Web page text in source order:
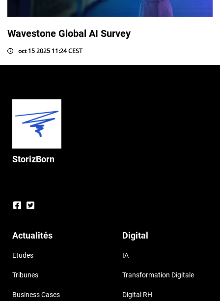
Wavestone Global AI Survey
oct 15 2025 11:24 CEST
StorizBorn
Actualités
Etudes
Tribunes
Business Cases
Digital
IA
Transformation Digitale
Digital RH